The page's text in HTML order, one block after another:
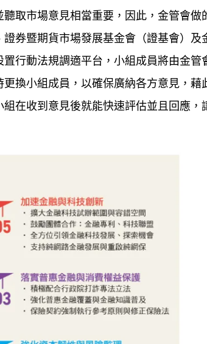
取市場意見相當重要，因此，金管會做
券暨期貨市場發展基金會（證基會）及
行動法規調適平台，小組成員將由金管
換小組成員，以確保廣納各方意見，藉
在收到意見後就能快速評估並且回應，